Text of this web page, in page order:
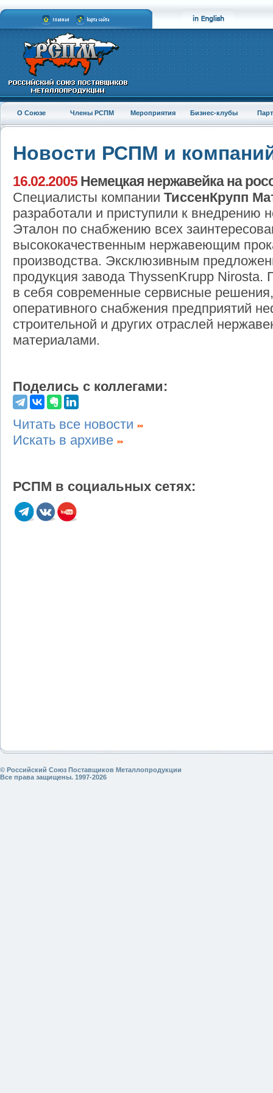
О Союзе Члены РСПМ Мероприятия Бизнес-клубы
Новости РСПМ и
16.02.2005Немецкая нержавейка на
Специалисты компании ТиссенКрупп
разработали и приступили к внедрению
Эталон по снабжению всех
высококачественным нержавеющим
производства. Эксклюзивным
продукция завода ThyssenKrupp
в себя современные сервисные
оперативного снабжения предприятий
строительной и других отраслей
материалами.
Поделись с коллегами:
Читать все новости
Искать в архиве
РСПМ в социальных сетях:
© Российский Союз Поставщиков Металлопродукции
Все права защищены. 1997-2026